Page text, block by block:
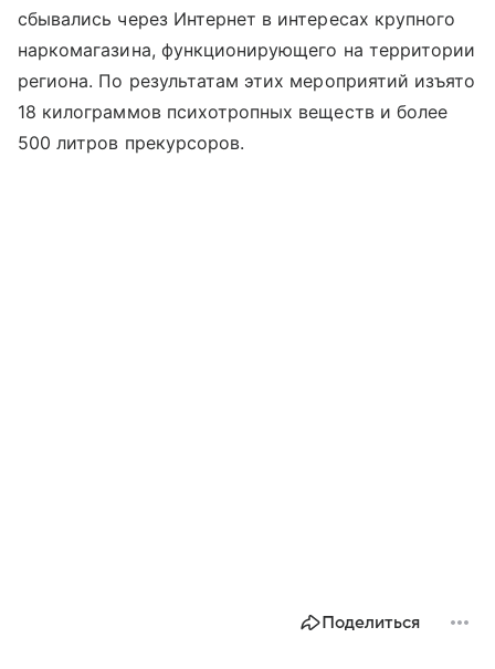
сбывались через Интернет в интересах крупного
наркомагазина, функционирующего на территории
региона. По результатам этих мероприятий изъято
18 килограммов психотропных веществ и более
500 литров прекурсоров.
Поделиться